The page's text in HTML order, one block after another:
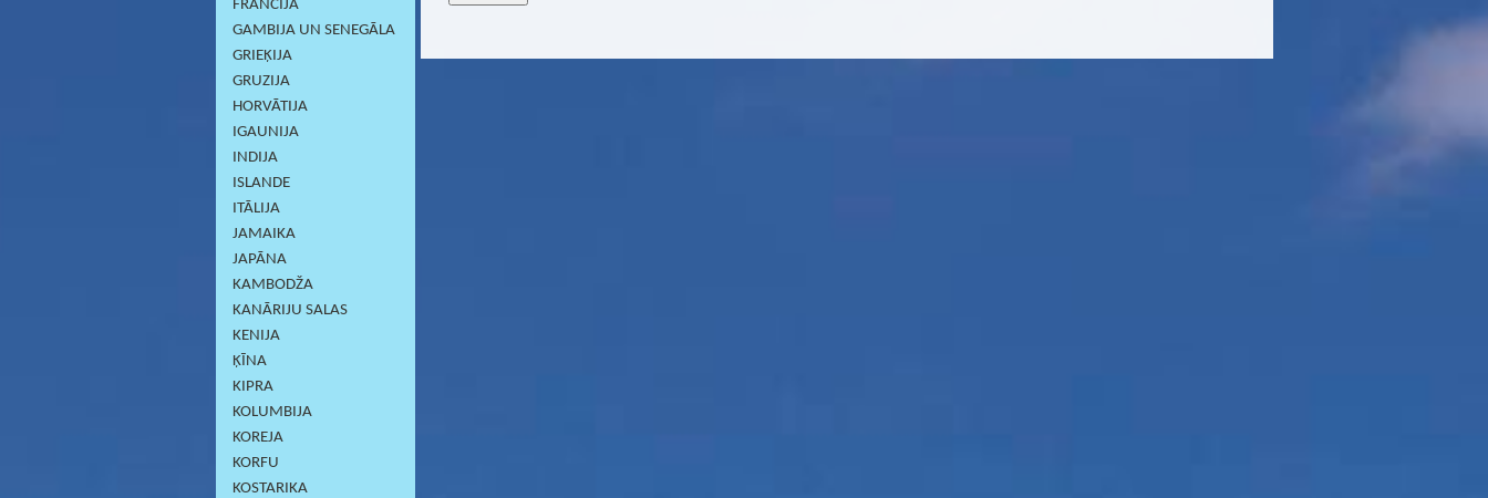
FRANCIJA
GAMBIJA UN SENEGĀLA
GRIEĶIJA
GRUZIJA
HORVĀTIJA
IGAUNIJA
INDIJA
ISLANDE
ITĀLIJA
JAMAIKA
JAPĀNA
KAMBODŽA
KANĀRIJU SALAS
KENIJA
ĶĪNA
KIPRA
KOLUMBIJA
KOREJA
KORFU
KOSTARIKA